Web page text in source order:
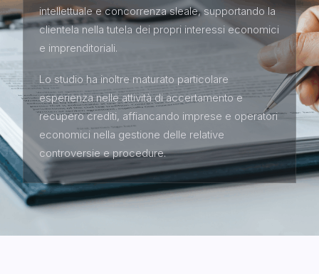
intellettuale e concorrenza sleale, supportando la
clientela nella tutela dei propri interessi economici
e imprenditoriali.
Lo studio ha inoltre maturato particolare
esperienza nelle attività di accertamento e
recupero crediti, affiancando imprese e operatori
economici nella gestione delle relative
controversie e procedure.